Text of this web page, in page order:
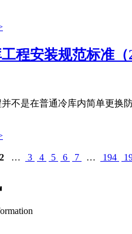
程安装规范标准（
不是在普通冷库内简单更换
2 … 3 4 5 6 7 … 194